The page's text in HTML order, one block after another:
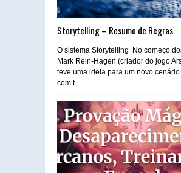
Storytelling – Resumo de Regras
O sistema Storytelling No começo
Mark Rein-Hagen (criador do jogo
teve uma ideia para um novo
com t...